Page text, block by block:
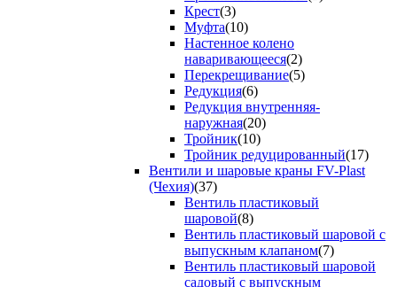
Крест(3)
Муфта(10)
Настенное колено
наваривающееся(2)
Перекрещивание(5)
Редукция(6)
Редукция внутренняя-
наружная(20)
Тройник(10)
Тройник редуцированный(17)
Вентили и шаровые краны FV-Plast
(Чехия)(37)
Вентиль пластиковый
шаровой(8)
Вентиль пластиковый шаровой с
выпускным клапаном(7)
Вентиль пластиковый шаровой
садовый с выпускным